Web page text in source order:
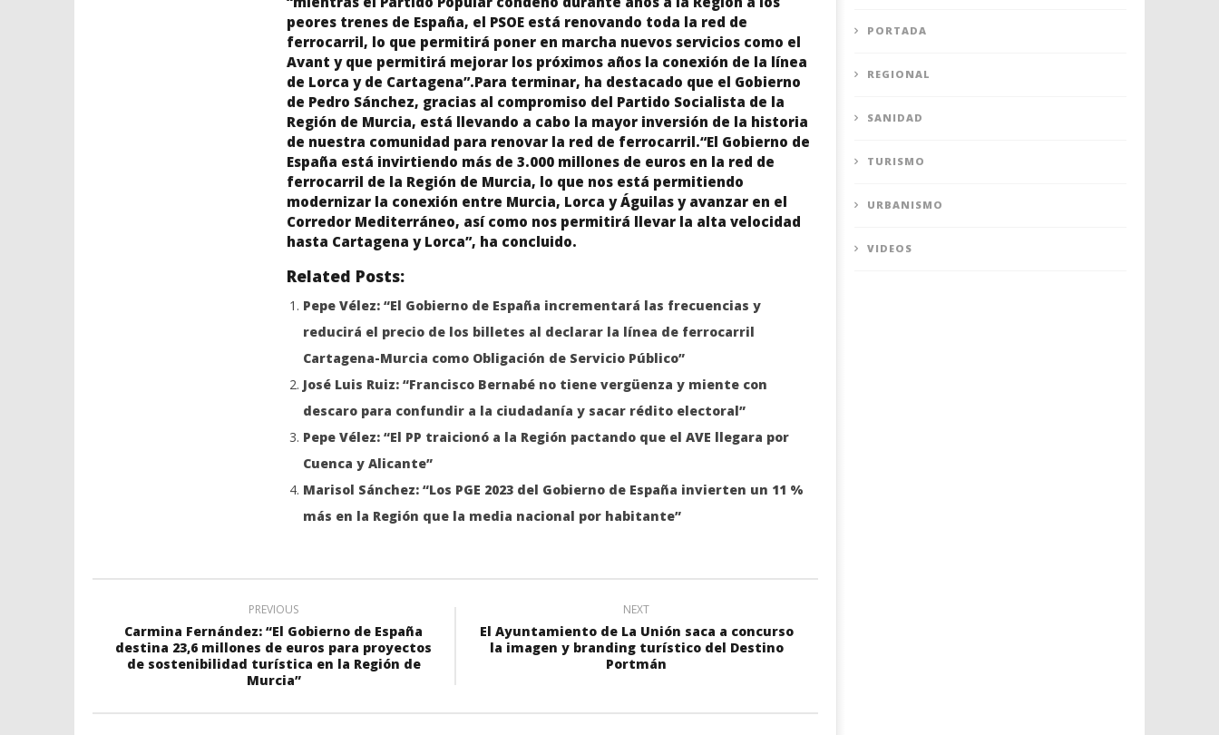
peores trenes de España, el PSOE está renovando toda la red de
ferrocarril, lo que permitirá poner en marcha nuevos servicios como el
Avant y que permitirá mejorar los próximos años la conexión de la línea
de Lorca y de Cartagena”.Para terminar, ha destacado que el Gobierno
de Pedro Sánchez, gracias al compromiso del Partido Socialista de la
Región de Murcia, está llevando a cabo la mayor inversión de la historia
de nuestra comunidad para renovar la red de ferrocarril.“El Gobierno de
España está invirtiendo más de 3.000 millones de euros en la red de
ferrocarril de la Región de Murcia, lo que nos está permitiendo
modernizar la conexión entre Murcia, Lorca y Águilas y avanzar en el
Corredor Mediterráneo, así como nos permitirá llevar la alta velocidad
hasta Cartagena y Lorca”, ha concluido.
Related Posts:
Pepe Vélez: “El Gobierno de España incrementará las frecuencias y
reducirá el precio de los billetes al declarar la línea de ferrocarril
Cartagena-Murcia como Obligación de Servicio Público”
José Luis Ruiz: “Francisco Bernabé no tiene vergüenza y miente con
descaro para confundir a la ciudadanía y sacar rédito electoral”
Pepe Vélez: “El PP traicionó a la Región pactando que el AVE llegara por
Cuenca y Alicante”
Marisol Sánchez: “Los PGE 2023 del Gobierno de España invierten un 11 %
más en la Región que la media nacional por habitante”
PREVIOUS
Carmina Fernández: “El Gobierno de España
destina 23,6 millones de euros para proyectos
de sostenibilidad turística en la Región de
Murcia”
NEXT
El Ayuntamiento de La Unión saca a concurso
la imagen y branding turístico del Destino
Portmán
PORTADA
REGIONAL
SANIDAD
TURISMO
URBANISMO
VIDEOS